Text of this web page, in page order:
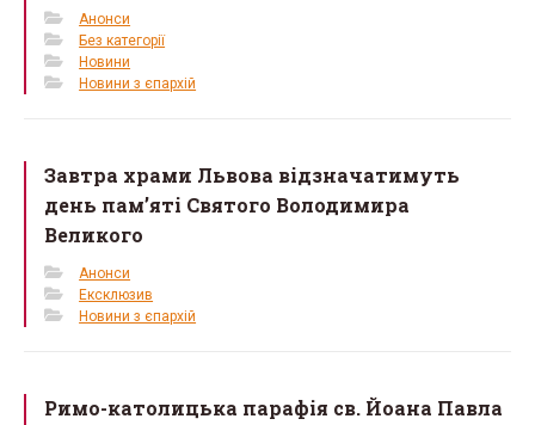
Анонси
Без категорії
Новини
Новини з єпархій
Завтра храми Львова відзначатимуть
день пам’яті Святого Володимира
Великого
Анонси
Ексклюзив
Новини з єпархій
Римо-католицька парафія св. Йоана Павла